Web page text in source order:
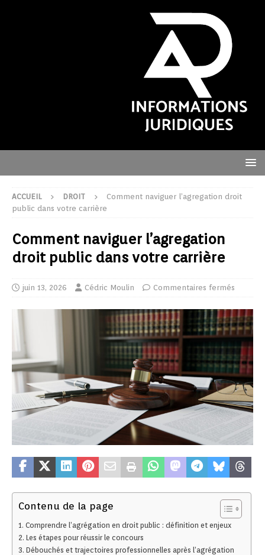
ACCUEIL DROIT
Comment naviguer l’agregation droit
public dans votre carrière
Comment naviguer l’agregation
droit public dans votre carrière
juin 13, 2026 Cédric Moulin Commentaires fermés
Contenu de la page
Comprendre l’agrégation en droit public : définition et enjeux
Les étapes pour réussir le concours
Débouchés et trajectoires professionnelles après l’agrégation